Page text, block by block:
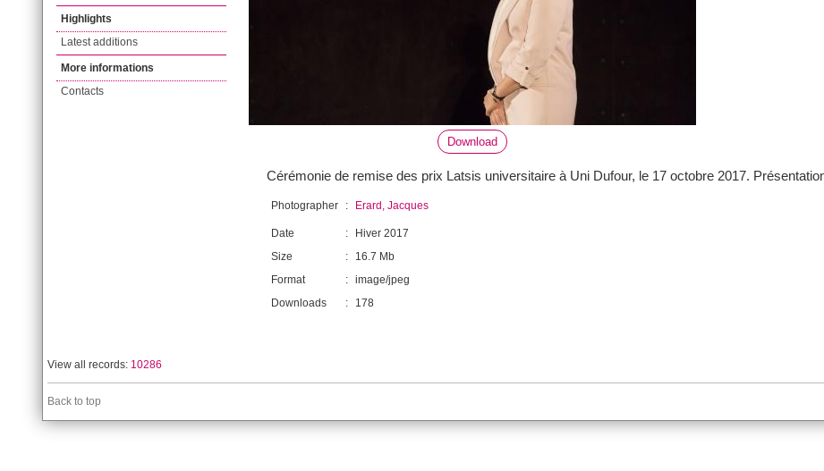
Highlights
Latest additions
More informations
Contacts
Download
Cérémonie de remise des prix Latsis universitaire à Uni Dufour, le 17 octobre 2017.
Photographer : Erard, Jacques
Date :
Hiver 2017
Size
:
16.7 Mb
Format
: image/jpeg
Downloads
: 178
View all records: 10286
Back to top